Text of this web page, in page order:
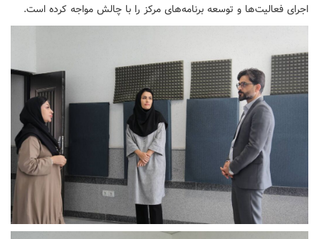
اجرای فعالیت‌ها و توسعه برنامه‌های مرکز را با چالش مواجه کرده است.